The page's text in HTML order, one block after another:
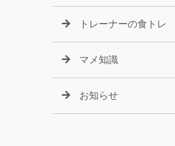
トレーナーの食トレ
マメ知識
お知らせ